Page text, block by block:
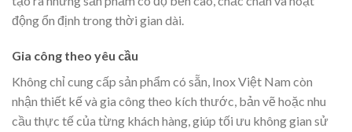
động ổn định trong thời gian dài.
Gia công theo yêu cầu
Không chỉ cung cấp sản phẩm có sẵn, Inox Việt Nam còn
nhận thiết kế và gia công theo kích thước, bản vẽ hoặc nhu
cầu thực tế của từng khách hàng, giúp tối ưu không gian sử